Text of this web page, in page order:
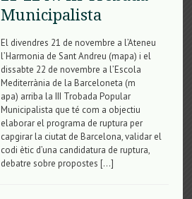
Municipalista
El divendres 21 de novembre a l’Ateneu
l’Harmonia de Sant Andreu (mapa) i el
dissabte 22 de novembre a l’Escola
Mediterrània de la Barceloneta (​m​
apa) arriba la III Trobada Popular
Municipalista que té com a objectiu
elaborar el programa de ruptura per
capgirar la ciutat de Barcelona, validar el
codi ètic d’una candidatura de ruptura,
debatre sobre propostes […]